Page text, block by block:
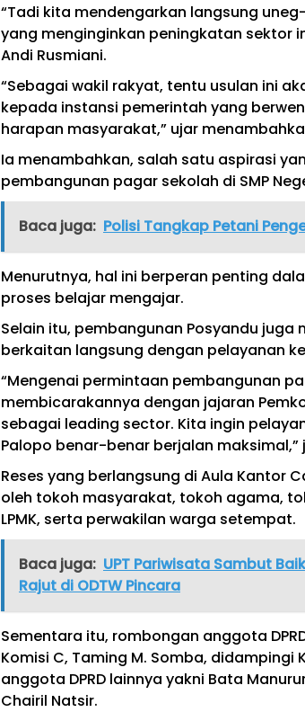
“Tadi kita mendengarkan langsung
yang menginginkan peningkatan sektor
Andi Rusmiani.
“Sebagai wakil rakyat, tentu usulan ini
kepada instansi pemerintah yang
harapan masyarakat,” ujar
Ia menambahkan, salah satu aspirasi
pembangunan pagar sekolah di SMP
Baca juga: Polisi Tangkap Petani
Menurutnya, hal ini berperan penting
proses belajar mengajar.
Selain itu, pembangunan Posyandu juga
berkaitan langsung dengan pelayanan
“Mengenai permintaan pembangunan
membicarakannya dengan jajaran
sebagai leading sector. Kita ingin
Palopo benar-benar berjalan maksimal,”
Reses yang berlangsung di Aula Kantor
oleh tokoh masyarakat, tokoh agama,
LPMK, serta perwakilan warga setempat.
Baca juga: UPT Pariwisata Sambut
Rajut di ODTW Pincara
Sementara itu, rombongan anggota
Komisi C, Taming M. Somba, didampingi
anggota DPRD lainnya yakni Bata
Chairil Natsir.